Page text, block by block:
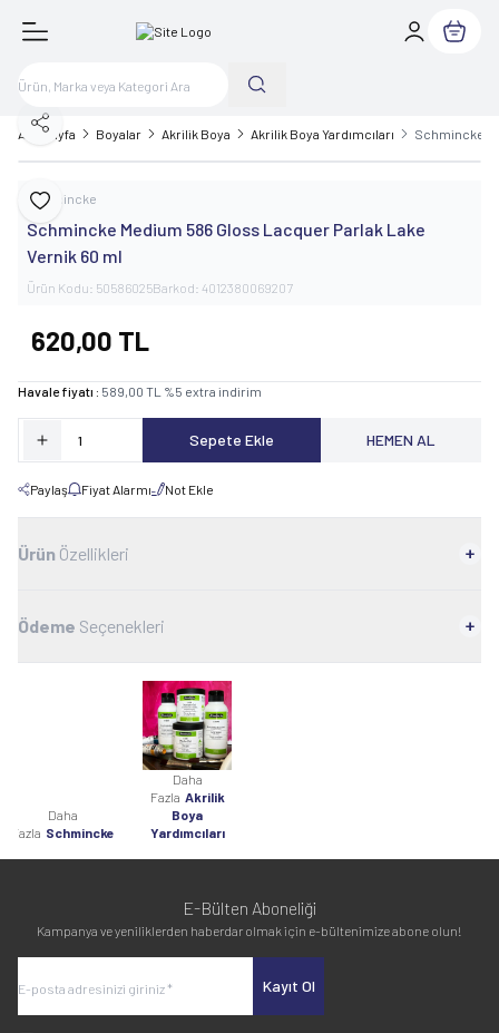
Sepetim
Ana Sayfa Boyalar Akrilik Boya Akrilik Boya Yardımcıları Schmincke
Favoriye Ekle
Paylaş
Schmincke
Schmincke Medium 586 Gloss Lacquer Parlak Lake
Vernik 60 ml
Ürün Kodu: 50586025Barkod: 4012380069207
620,00 TL
Havale fiyatı : 589,00 TL %5 extra indirim
Sepete Ekle HEMEN AL
Paylaş Fiyat Alarmı Not Ekle
Ürün Özellikleri
Ödeme Seçenekleri
Daha
Fazla Schmincke
Daha
Fazla Akrilik
Boya
Yardımcıları
E-Bülten Aboneliği
Kampanya ve yeniliklerden haberdar olmak için e-bültenimize abone olun!
Kayıt Ol